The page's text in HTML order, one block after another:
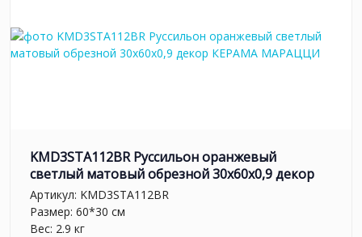
KMD3STA112BR Руссильон оранжевый
светлый матовый обрезной 30x60x0,9 декор
Артикул: KMD3STA112BR
Размер: 60*30 см
Вес: 2.9 кг